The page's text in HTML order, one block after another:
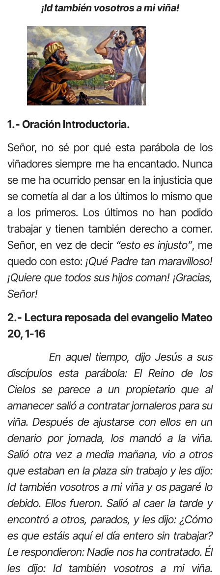
¡Id también vosotros a mi viña!
1.- Oración Introductoria.
Señor, no sé por qué esta parábola de los
viñadores siempre me ha encantado. Nunca
se me ha ocurrido pensar en la injusticia que
se cometía al dar a los últimos lo mismo que
a los primeros. Los últimos no han podido
trabajar y tienen también derecho a comer.
Señor, en vez de decir “esto es injusto”, me
quedo con esto: ¡Qué Padre tan maravilloso!
¡Quiere que todos sus hijos coman! ¡Gracias,
Señor!
2.- Lectura reposada del evangelio Mateo
20, 1-16
En aquel tiempo, dijo Jesús a sus
discípulos esta parábola: El Reino de los
Cielos se parece a un propietario que al
amanecer salió a contratar jornaleros para su
viña. Después de ajustarse con ellos en un
denario por jornada, los mandó a la viña.
Salió otra vez a media mañana, vio a otros
que estaban en la plaza sin trabajo y les dijo:
Id también vosotros a mi viña y os pagaré lo
debido. Ellos fueron. Salió al caer la tarde y
encontró a otros, parados, y les dijo: ¿Cómo
es que estáis aquí el día entero sin trabajar?
Le respondieron: Nadie nos ha contratado. Él
les dijo: Id también vosotros a mi viña.